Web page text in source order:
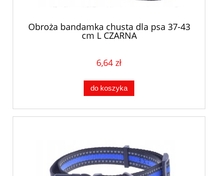
Obroża bandamka chusta dla psa 37-43
cm L CZARNA
6,64 zł
do koszyka